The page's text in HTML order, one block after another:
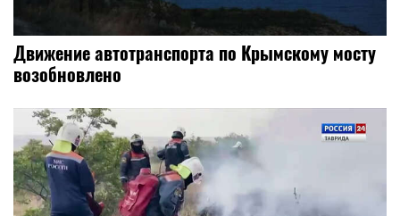
Движение автотранспорта по Крымскому мосту
возобновлено